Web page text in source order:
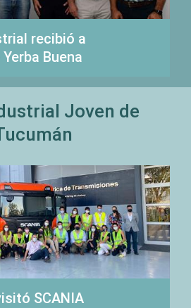
recibió a
Buena
Joven de
SCANIA